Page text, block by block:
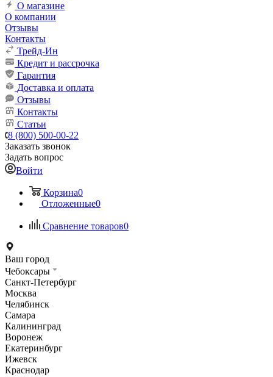
О магазине
О компании
Отзывы
Контакты
Трейд-Ин
Кредит и рассрочка
Гарантия
Доставка и оплата
Отзывы
Контакты
Статьи
8 (800) 500-00-22
Заказать звонок
Задать вопрос
Войти
Корзина0
Отложенные0
Сравнение товаров0
Ваш город
Чебоксары
Санкт-Петербург
Москва
Челябинск
Самара
Калининград
Воронеж
Екатеринбург
Ижевск
Краснодар